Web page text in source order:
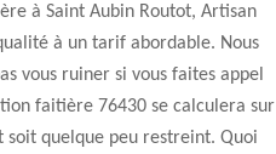
à Saint Aubin Routot, Artisan
à un tarif abordable. Nous
vous ruiner si vous faites appel
faitière 76430 se calculera sur
soit quelque peu restreint. Quoi